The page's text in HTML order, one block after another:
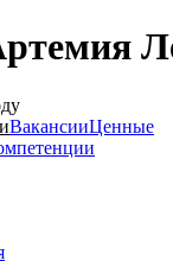
ВакансииЦенные